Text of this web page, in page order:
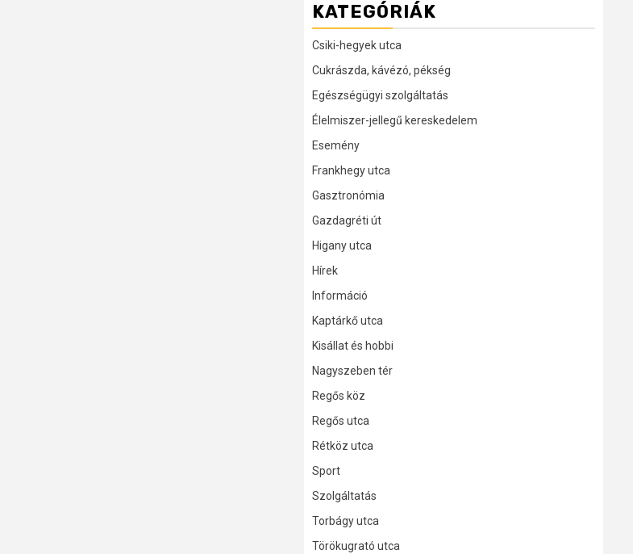
KATEGÓRIÁK
Csiki-hegyek utca
Cukrászda, kávézó, pékség
Egészségügyi szolgáltatás
Élelmiszer-jellegű kereskedelem
Esemény
Frankhegy utca
Gasztronómia
Gazdagréti út
Higany utca
Hírek
Információ
Kaptárkő utca
Kisállat és hobbi
Nagyszeben tér
Regős köz
Regős utca
Rétköz utca
Sport
Szolgáltatás
Torbágy utca
Törökugrató utca